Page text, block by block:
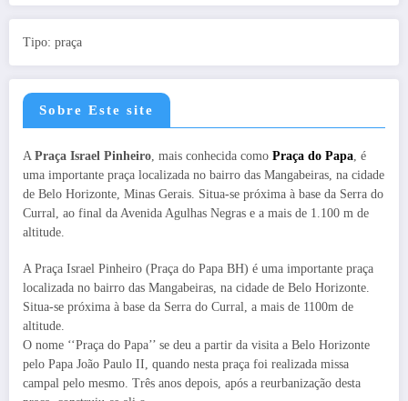
Tipo: praça
Sobre Este site
A Praça Israel Pinheiro , mais conhecida como Praça do Papa , é
uma importante praça localizada no bairro das Mangabeiras, na cidade
de Belo Horizonte, Minas Gerais. Situa-se próxima à base da Serra do
Curral, ao final da Avenida Agulhas Negras e a mais de 1.100 m de
altitude.
A Praça Israel Pinheiro (Praça do Papa BH) é uma importante praça
localizada no bairro das Mangabeiras, na cidade de Belo Horizonte.
Situa-se próxima à base da Serra do Curral, a mais de 1100m de
altitude.
O nome ‘‘Praça do Papa’’ se deu a partir da visita a Belo Horizonte
pelo Papa João Paulo II, quando nesta praça foi realizada missa
campal pelo mesmo. Três anos depois, após a reurbanização desta